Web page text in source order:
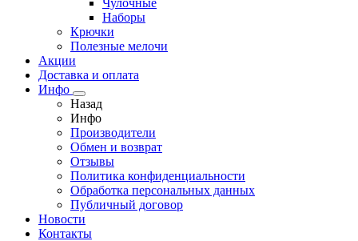
Чулочные
Наборы
Крючки
Полезные мелочи
Акции
Доставка и оплата
Инфо
Назад
Инфо
Производители
Обмен и возврат
Отзывы
Политика конфиденциальности
Обработка персональных данных
Публичный договор
Новости
Контакты